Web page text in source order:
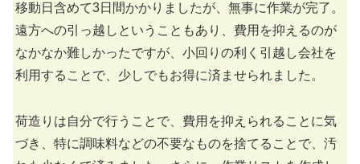
移動日含めて3日間かかりましたが、無事に作業が完了。
遠方への引っ越しということもあり、費用を抑えるのが
なかなか難しかったですが、小回りの利く引越し会社を
利用することで、少しでもお得に済ませられました。
荷造りは自分で行うことで、費用を抑えられることに気
づき、特に調味料などの不要なものを捨てることで、汚